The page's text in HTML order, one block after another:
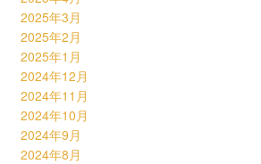
2025年3月
2025年2月
2025年1月
2024年12月
2024年11月
2024年10月
2024年9月
2024年8月